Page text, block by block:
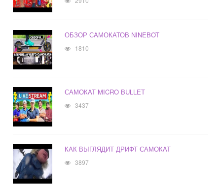
ОБЗОР САМОКАТОВ NINEBOT
1810
САМОКАТ MICRO BULLET
3437
КАК ВЫГЛЯДИТ ДРИФТ САМОКАТ
3897